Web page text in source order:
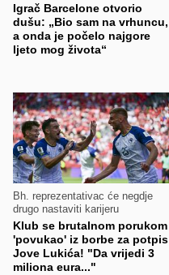
Igrač Barcelone otvorio
dušu: „Bio sam na vrhuncu,
a onda je počelo najgore
ljeto mog života“
Bh. reprezentativac će negdje
drugo nastaviti karijeru
Klub se brutalnom porukom
'povukao' iz borbe za potpis
Jove Lukića! "Da vrijedi 3
miliona eura..."